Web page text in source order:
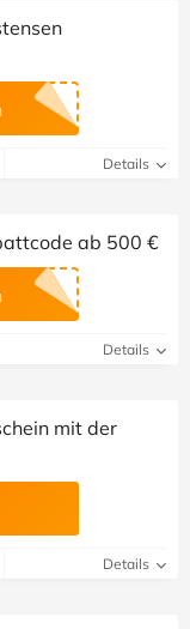
Details
ab 500 €
Details
mit der
Details